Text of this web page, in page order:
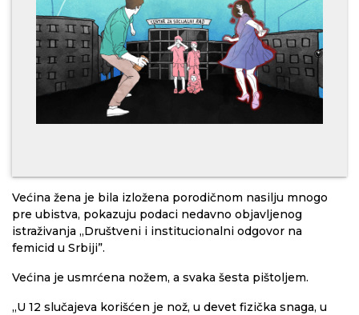
Većina žena je bila izložena porodičnom nasilju mnogo
pre ubistva, pokazuju podaci nedavno objavljenog
istraživanja „Društveni i institucionalni odgovor na
femicid u Srbiji”.
Većina je usmrćena nožem, a svaka šesta pištoljem.
„U 12 slučajeva korišćen je nož, u devet fizička snaga, u